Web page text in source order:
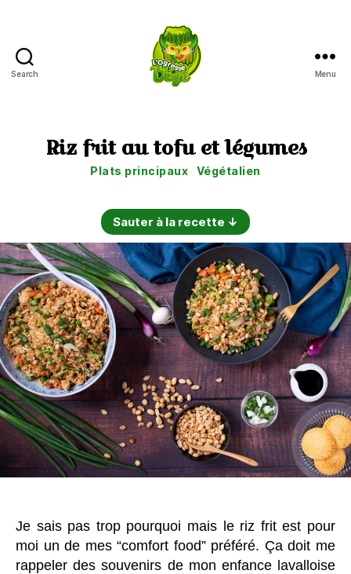
Search Menu
Riz frit au tofu et légumes
Catégories
Plats principaux Végétalien
Sauter à la recette ↓
Je sais pas trop pourquoi mais le riz frit est pour
moi un de mes “comfort food” préféré. Ça doit me
rappeler des souvenirs de mon enfance lavalloise